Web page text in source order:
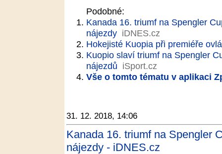
Podobné:
Kanada 16. triumf na Spengler
nájezdy iDNES.cz
Hokejisté Kuopia při premiéře
Kuopio slaví triumf na Spengler
nájezdů iSport.cz
Vše o tomto tématu v aplikaci
31. 12. 2018, 14:06
Kanada 16. triumf na Spengler
nájezdy - iDNES.cz